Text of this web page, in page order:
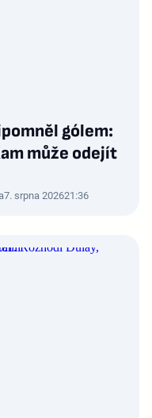
gólem:
může odejít
7. srpna 202621:36